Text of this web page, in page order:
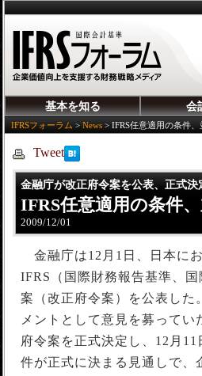
基本を知る 会
IFRSフォーラム > News > IFRS任意適用の条件
Tweet
金融庁が改正府令案を公表、正式決
IFRS任意適用の条件
2009/12/01
金融庁は12月1日、日本に
IFRS（国際財務報告基準、
案（改正府令案）を公表した
メントとして意見を募って
府令案を正式決定し、12月
件が正式に決まる見通しで、